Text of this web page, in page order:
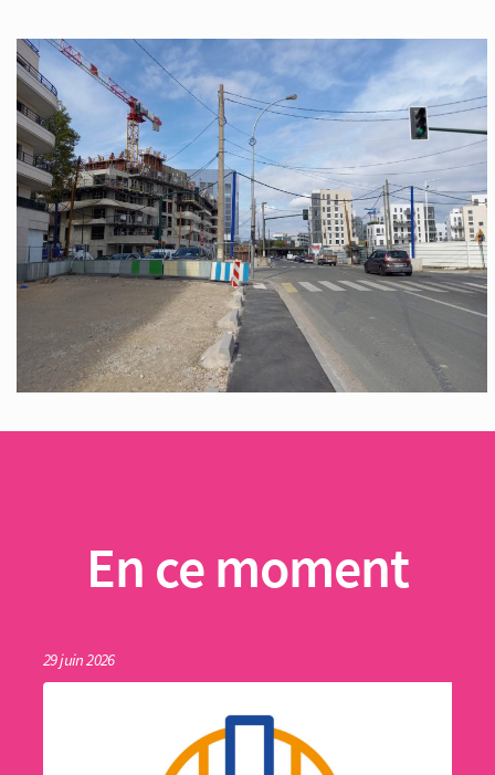
En ce moment
29 juin 2026